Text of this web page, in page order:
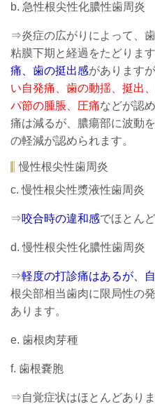
b. 急性根尖性化膿性歯周炎
⇒炎症の広がりによって、
粘膜下期と経過をたどりま
痛、歯の挺出感があります
い自発痛、歯の動揺、挺出
パ節の腫脹、圧痛などが認
痛は減るが、膿瘍部に波動
の軽減が認められます。
慢性根尖性歯周炎
c. 慢性根尖性漿液性歯周炎
⇒咬合時の違和感でほとん
d. 慢性根尖性化膿性歯周炎
⇒軽度の打診痛はあるが、
根尖部相当歯肉に限局性の
あります。
e. 歯根肉芽種
f. 歯根嚢胞
⇒自覚症状はほとんどありま